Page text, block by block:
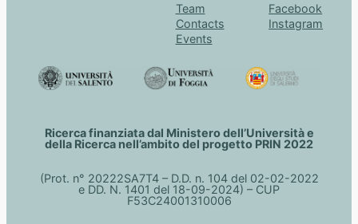
Team
Contacts
Events
Facebook
Instagram
Ricerca finanziata dal Ministero dell’Università e
della Ricerca nell’ambito del progetto PRIN 2022
(Prot. n° 20222SA7T4 – D.D. n. 104 del 02-02-2022
e DD. N. 1401 del 18-09-2024) – CUP
F53C24001310006